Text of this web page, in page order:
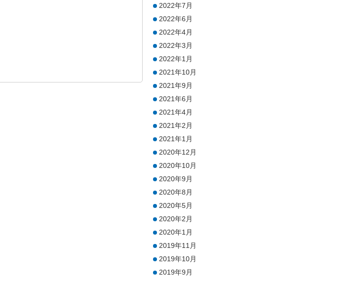
2022年7月
2022年6月
2022年4月
2022年3月
2022年1月
2021年10月
2021年9月
2021年6月
2021年4月
2021年2月
2021年1月
2020年12月
2020年10月
2020年9月
2020年8月
2020年5月
2020年2月
2020年1月
2019年11月
2019年10月
2019年9月